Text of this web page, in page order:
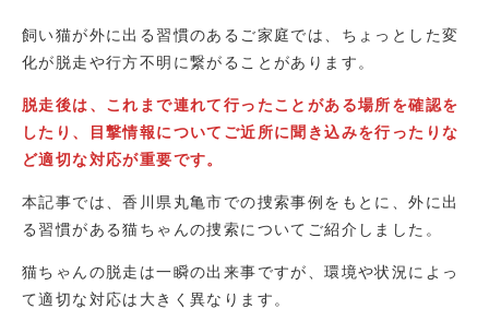
飼い猫が外に出る習慣のあるご家庭では、ちょっとした変
化が脱走や行方不明に繋がることがあります。
脱走後は、これまで連れて行ったことがある場所を確認を
したり、目撃情報についてご近所に聞き込みを行ったりな
ど適切な対応が重要です。
本記事では、香川県丸亀市での捜索事例をもとに、外に出
る習慣がある猫ちゃんの捜索についてご紹介しました。
猫ちゃんの脱走は一瞬の出来事ですが、環境や状況によっ
て適切な対応は大きく異なります。